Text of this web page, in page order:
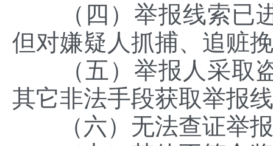
（四）举报线索已进
但对嫌疑人抓捕、追赃
（五）举报人采取盗
其它非法手段获取举报
（六）无法查证举报